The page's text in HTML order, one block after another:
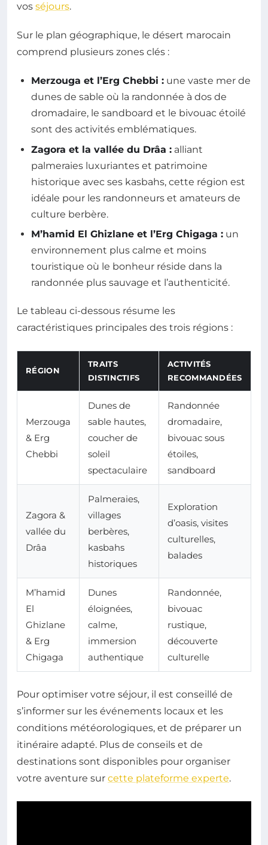
vos séjours.
Sur le plan géographique, le désert marocain
comprend plusieurs zones clés :
Merzouga et l’Erg Chebbi : une vaste mer de
dunes de sable où la randonnée à dos de
dromadaire, le sandboard et le bivouac étoilé
sont des activités emblématiques.
Zagora et la vallée du Drâa : alliant
palmeraies luxuriantes et patrimoine
historique avec ses kasbahs, cette région est
idéale pour les randonneurs et amateurs de
culture berbère.
M’hamid El Ghizlane et l’Erg Chigaga : un
environnement plus calme et moins
touristique où le bonheur réside dans la
randonnée plus sauvage et l’authenticité.
Le tableau ci-dessous résume les
caractéristiques principales des trois régions :
RÉGION
TRAITS
DISTINCTIFS
ACTIVITÉS
RECOMMANDÉES
Merzouga
& Erg
Chebbi
Dunes de
sable hautes,
coucher de
soleil
spectaculaire
Randonnée
dromadaire,
bivouac sous
étoiles,
sandboard
Zagora &
vallée du
Drâa
Palmeraies,
villages
berbères,
kasbahs
historiques
Exploration
d’oasis, visites
culturelles,
balades
M’hamid
El
Ghizlane
& Erg
Chigaga
Dunes
éloignées,
calme,
immersion
authentique
Randonnée,
bivouac
rustique,
découverte
culturelle
Pour optimiser votre séjour, il est conseillé de
s’informer sur les événements locaux et les
conditions météorologiques, et de préparer un
itinéraire adapté. Plus de conseils et de
destinations sont disponibles pour organiser
votre aventure sur cette plateforme experte.